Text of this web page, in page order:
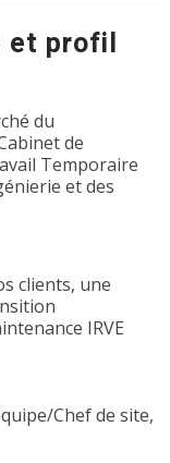
et profil
du
de
Temporaire
et des
clients, une
IRVE
Chef de site,